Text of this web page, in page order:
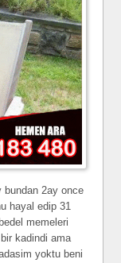
bundan 2ay once
hayal edip 31
memeleri
kadindi ama
yoktu beni